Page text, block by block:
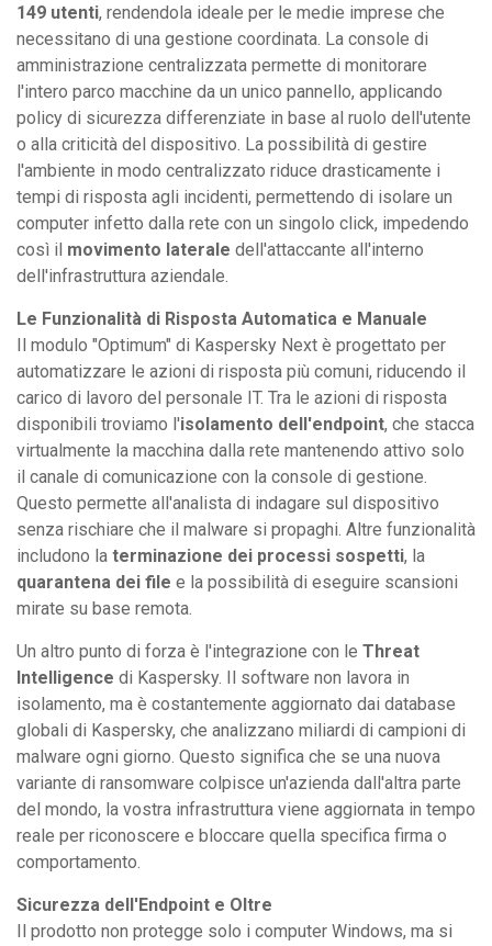
149 utenti, rendendola ideale per le medie imprese che
necessitano di una gestione coordinata. La console di
amministrazione centralizzata permette di monitorare
l'intero parco macchine da un unico pannello, applicando
policy di sicurezza differenziate in base al ruolo dell'utente
o alla criticità del dispositivo. La possibilità di gestire
l'ambiente in modo centralizzato riduce drasticamente i
tempi di risposta agli incidenti, permettendo di isolare un
computer infetto dalla rete con un singolo click, impedendo
così il movimento laterale dell'attaccante all'interno
dell'infrastruttura aziendale.
Le Funzionalità di Risposta Automatica e Manuale
Il modulo "Optimum" di Kaspersky Next è progettato per
automatizzare le azioni di risposta più comuni, riducendo il
carico di lavoro del personale IT. Tra le azioni di risposta
disponibili troviamo l'isolamento dell'endpoint, che stacca
virtualmente la macchina dalla rete mantenendo attivo solo
il canale di comunicazione con la console di gestione.
Questo permette all'analista di indagare sul dispositivo
senza rischiare che il malware si propaghi. Altre funzionalità
includono la terminazione dei processi sospetti, la
quarantena dei file e la possibilità di eseguire scansioni
mirate su base remota.
Un altro punto di forza è l'integrazione con le Threat
Intelligence di Kaspersky. Il software non lavora in
isolamento, ma è costantemente aggiornato dai database
globali di Kaspersky, che analizzano miliardi di campioni di
malware ogni giorno. Questo significa che se una nuova
variante di ransomware colpisce un'azienda dall'altra parte
del mondo, la vostra infrastruttura viene aggiornata in tempo
reale per riconoscere e bloccare quella specifica firma o
comportamento.
Sicurezza dell'Endpoint e Oltre
Il prodotto non protegge solo i computer Windows, ma si